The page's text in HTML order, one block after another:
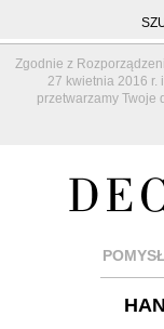
Zgodnie z
27 kwietnia 2016 r.
przetwarzamy Twoje